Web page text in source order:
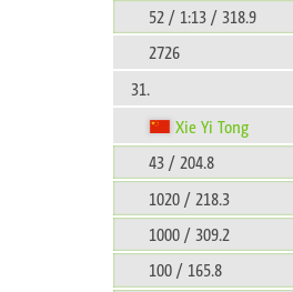
52 / 1:13 / 318.9
2726
31.
Xie Yi Tong
43 / 204.8
1020 / 218.3
1000 / 309.2
100 / 165.8